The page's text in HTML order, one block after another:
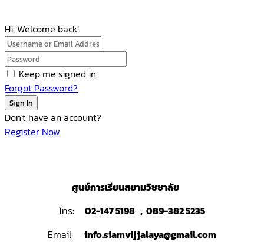
Hi, Welcome back!
Keep me signed in
Forgot Password?
Sign In
Don't have an account?
Register Now
ศูนย์การเรียนสยามวิชชาลัย
โทร:
02-147 5198 , 089-382 5235
Email:
info.siamvijjalaya@gmail.com